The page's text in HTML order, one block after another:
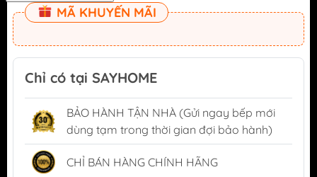
MÃ KHUYẾN MÃI
Chỉ có tại SAYHOME
BẢO HÀNH TẬN NHÀ (Gửi ngay bếp mới
dùng tạm trong thời gian đợi bảo hành)
CHỈ BÁN HÀNG CHÍNH HÃNG